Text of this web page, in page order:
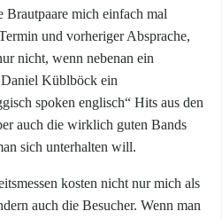
Brautpaare mich einfach mal
und vorheriger Absprache,
nicht, wenn nebenan ein
Küblböck ein
spoken englisch“ Hits aus den
auch die wirklich guten Bands
sich unterhalten will.
kosten nicht nur mich als
auch die Besucher. Wenn man